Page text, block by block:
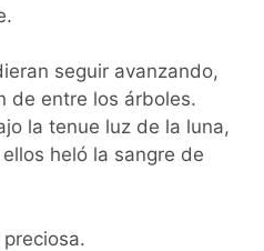
seguir avanzando,
de entre los árboles.
la tenue luz de la luna,
heló la sangre de